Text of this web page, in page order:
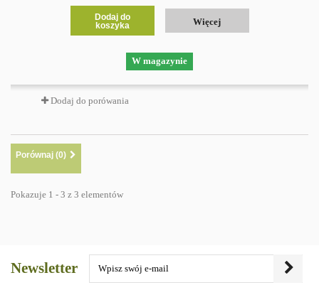
Dodaj do
koszyka
Więcej
W magazynie
Dodaj do porówania
Porównaj (0)
Pokazuje 1 - 3 z 3 elementów
Newsletter